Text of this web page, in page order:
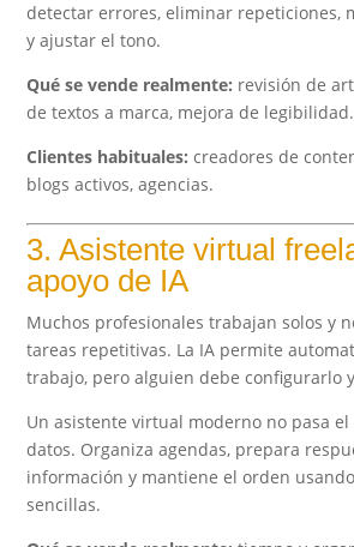
detectar errores, eliminar repeticiones,
y ajustar el tono.
Qué se vende realmente: revisión de
de textos a marca, mejora de legibilidad.
Clientes habituales: creadores de
blogs activos, agencias.
3. Asistente virtual
apoyo de IA
Muchos profesionales trabajan solos y
tareas repetitivas. La IA permite
trabajo, pero alguien debe configurarlo
Un asistente virtual moderno no pasa
datos. Organiza agendas, prepara
información y mantiene el orden
sencillas.